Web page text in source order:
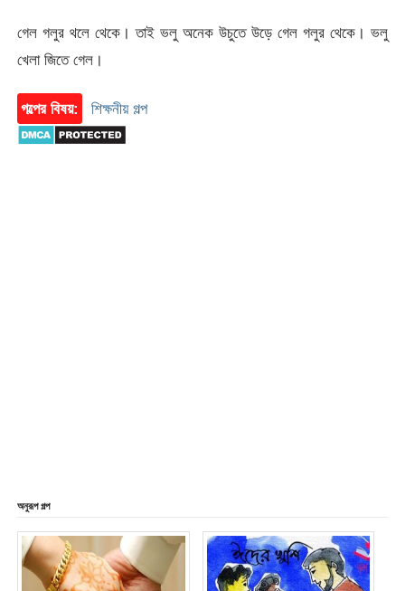
গেল গলুর থলে থেকে। তাই ভলু অনেক উচুতে উড়ে গেল গলুর থেকে। ভলু
খেলা জিতে গেল।
গল্পের বিষয়: শিক্ষনীয় গল্প
অনুরূপ গল্প